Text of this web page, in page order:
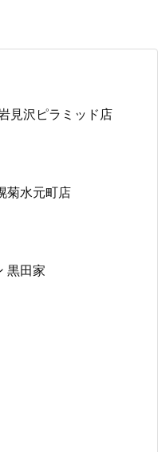
見沢ピラミッド店
菊水元町店
黒田家